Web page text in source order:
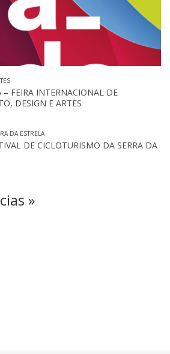
– FEIRA INTERNACIONAL DE
DESIGN E ARTES
DA ESTRELA
DE CICLOTURISMO DA SERRA DA
»